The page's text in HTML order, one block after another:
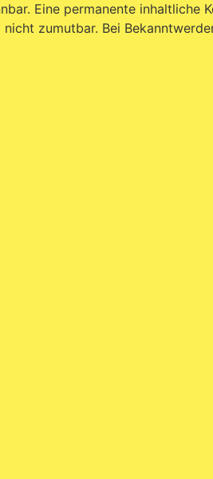
Eine permanente inhaltliche
zumutbar. Bei